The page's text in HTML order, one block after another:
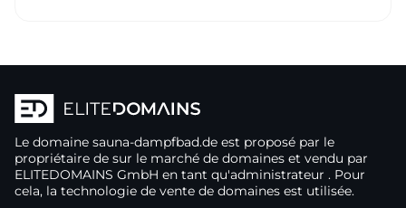
Le domaine sauna-dampfbad.de est proposé par le
propriétaire de sur le marché de domaines et vendu par
ELITEDOMAINS GmbH en tant qu'administrateur . Pour
cela, la technologie de vente de domaines est utilisée.